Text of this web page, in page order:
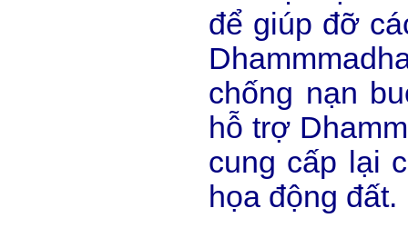
để giúp đỡ
chống nạn
hỗ trợ
cung cấp lại
họa động đất.